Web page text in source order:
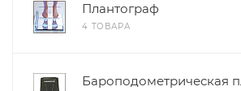
Плантограф
4 ТОВАРА
Бароподометрическая